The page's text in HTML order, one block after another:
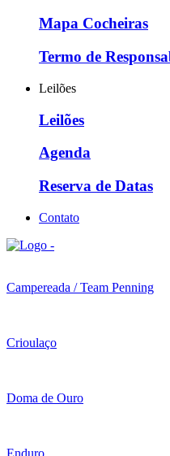
Mapa Cocheiras
Termo de
Leilões
Leilões
Agenda
Reserva de Datas
Contato
Campereada / Team Penning
Crioulaço
Doma de Ouro
Enduro